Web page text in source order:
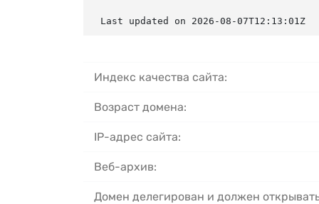
Last updated on 2026-08-07T12:13:01Z
Индекс качества сайта:
Возраст домена:
IP-адрес сайта:
Веб-архив:
Домен делегирован и должен